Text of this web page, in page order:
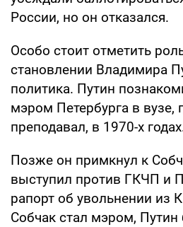
России, но он отказался.
Особо стоит отметить
становлении Владимира
политика. Путин
мэром Петербурга в вузе,
преподавал, в 1970-х
Позже он примкнул к
выступил против ГКЧП и
рапорт об увольнении из
Собчак стал мэром, Путин